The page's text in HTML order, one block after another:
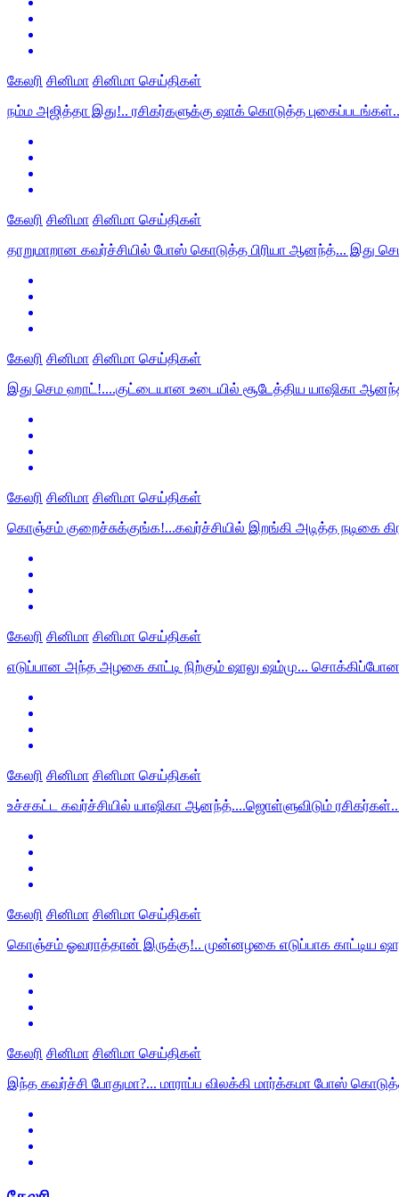
கேலரி சினிமா சினிமா செய்திகள்
நம்ம அஜித்தா இது!.. ரசிகர்களுக்கு ஷாக் கொடுத்த
கேலரி சினிமா சினிமா செய்திகள்
தாறுமாறான கவர்ச்சியில் போஸ் கொடுத்த பிரியா ஆனந்த்... இது
கேலரி சினிமா சினிமா செய்திகள்
இது செம ஹாட்!....குட்டையான உடையில் சூடேத்திய யாஷிகா
கேலரி சினிமா சினிமா செய்திகள்
கொஞ்சம் குறைச்சுக்குங்க!...கவர்ச்சியில் இறங்கி அடித்த நடிகை
கேலரி சினிமா சினிமா செய்திகள்
எடுப்பான அந்த அழகை காட்டி நிற்கும் ஷாலு ஷம்மு... சொக்கிப்போன
கேலரி சினிமா சினிமா செய்திகள்
உச்சகட்ட கவர்ச்சியில் யாஷிகா ஆனந்த்....ஜொள்ளுவிடும்
கேலரி சினிமா சினிமா செய்திகள்
கொஞ்சம் ஓவராத்தான் இருக்கு!.. முன்னழகை எடுப்பாக காட்டிய
கேலரி சினிமா சினிமா செய்திகள்
இந்த கவர்ச்சி போதுமா?... மாராப்ப விலக்கி மார்க்கமா போஸ்